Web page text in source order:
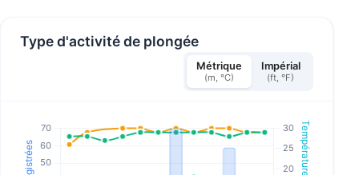
Type d'activité de plongée
Métrique
(m, °C)
Impérial
(ft, °F)